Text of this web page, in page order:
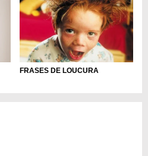
FRASES DE LOUCURA